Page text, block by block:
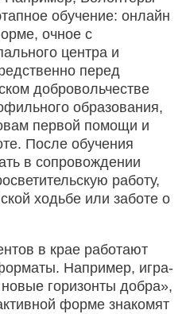
обучение: онлайн
очное с
центра и
перед
добровольчестве
образования,
первой помощи и
После обучения
в сопровождении
работу,
ходьбе или заботе о
в крае работают
Например, игра-
горизонты добра»,
форме знакомят